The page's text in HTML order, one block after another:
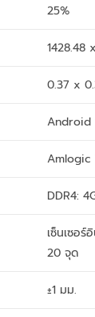
25%
1428.48
0.37 x
Android
Amlogic
DDR4:
เซ็นเซอ
20 จุด
±1 มม.